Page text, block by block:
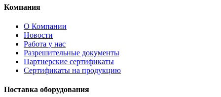
Компания
О Компании
Новости
Работа у нас
Разрешительные документы
Партнерские сертификаты
Сертификаты на продукцию
Поставка оборудования